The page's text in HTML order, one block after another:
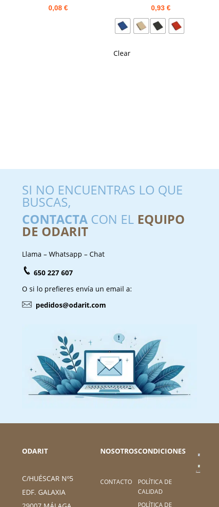
0,08€
0,93 €
Clear
SI NO ENCUENTRAS LO QUE
BUSCAS,
CONTACTACON EL EQUIPO
DE ODARIT
Llama – Whatsapp – Chat
650 227 607
O si lo prefieres envía un email a:
pedidos@odarit.com
ODARIT
C/HUÉSCAR Nº5
EDF. GALAXIA
NOSOTROS
CONTACTO
CONDICIONES
POLÍTICA DE
CALIDAD
POLÍTICA DE